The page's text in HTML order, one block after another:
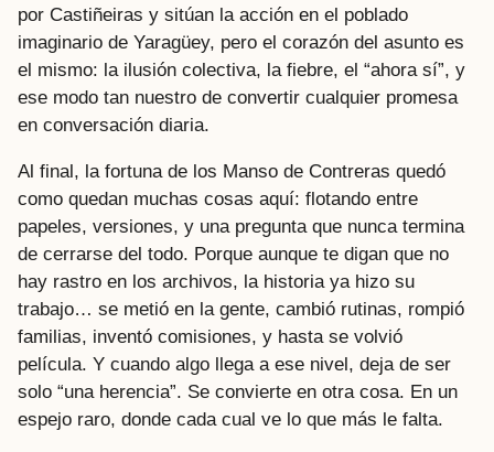
por Castiñeiras y sitúan la acción en el poblado
imaginario de Yaragüey, pero el corazón del asunto es
el mismo: la ilusión colectiva, la fiebre, el “ahora sí”, y
ese modo tan nuestro de convertir cualquier promesa
en conversación diaria.
Al final, la fortuna de los Manso de Contreras quedó
como quedan muchas cosas aquí: flotando entre
papeles, versiones, y una pregunta que nunca termina
de cerrarse del todo. Porque aunque te digan que no
hay rastro en los archivos, la historia ya hizo su
trabajo… se metió en la gente, cambió rutinas, rompió
familias, inventó comisiones, y hasta se volvió
película. Y cuando algo llega a ese nivel, deja de ser
solo “una herencia”. Se convierte en otra cosa. En un
espejo raro, donde cada cual ve lo que más le falta.